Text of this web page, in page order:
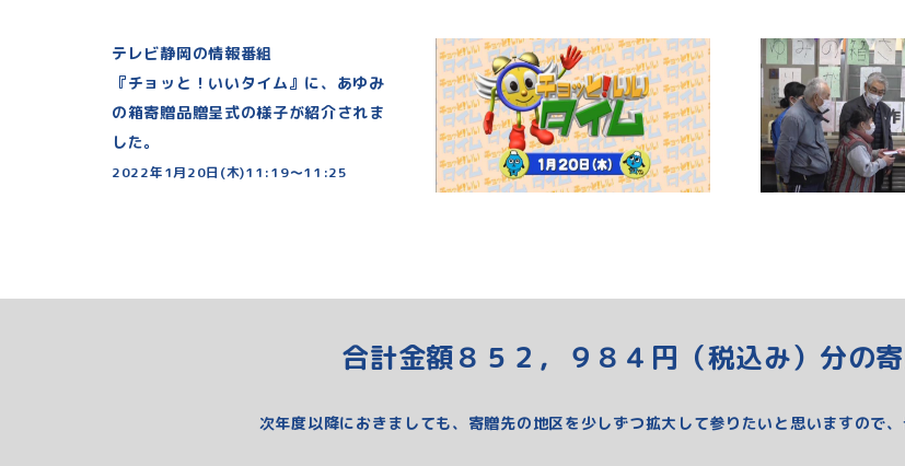
テレビ静岡の情報番組
『チョッと！いいタイム』に、あゆみ
の箱寄贈品贈呈式の様子が紹介されま
した。
2022年1月20日(木)11:19～11:25
合計金額８５２，９８４円（税込み）分の寄
次年度以降におきましても、寄贈先の地区を少しずつ拡大して参りたいと思いますので、